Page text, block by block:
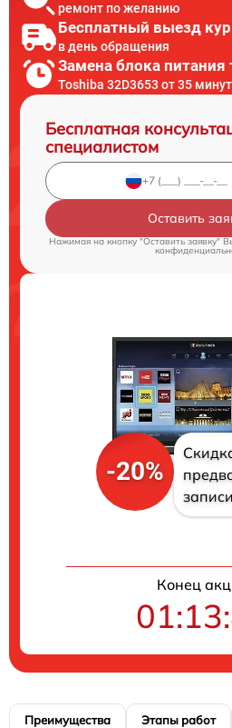
ремонт по желанию
Бесплатный выезд
в день обращения
Замена блока питания
Toshiba 32D3653 от 35 минут
Бесплатная
специалистом
Оставить
Нажимая на кнопку "Оставить заявку"
-20%
Конец
Преимущества Этапы работ